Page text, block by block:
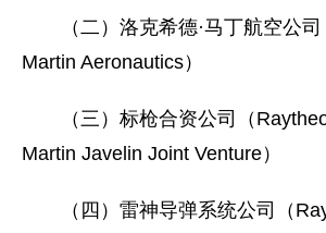
（二）洛克希德·马丁航空公司
Martin Aeronautics）
（三）标枪合资公司（
Martin Javelin Joint Venture）
（四）雷神导弹系统公司（